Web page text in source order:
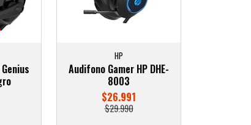
HP
Audifono Gamer HP DHE-
8003
$26.991
$29.990